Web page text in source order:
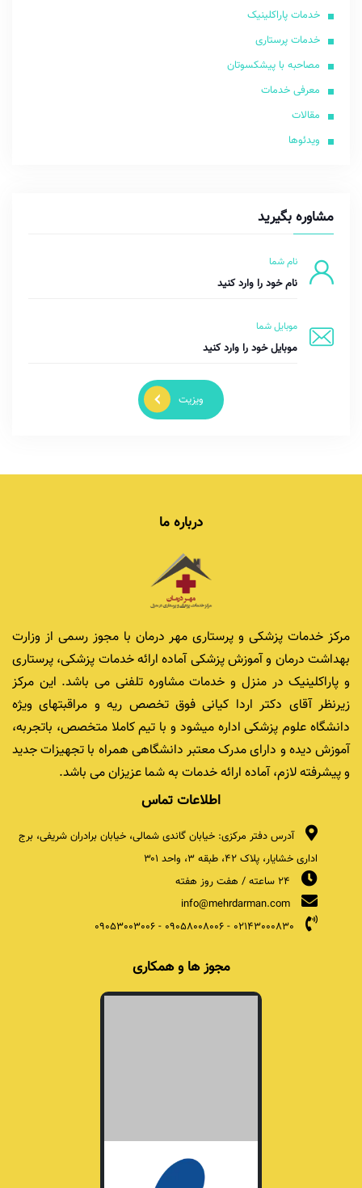
خدمات پاراکلینیک
خدمات پرستاری
مصاحبه با پیشکسوتان
معرفی خدمات
مقالات
ویدئوها
مشاوره بگیرید
نام شما
موبایل شما
ویزیت
درباره ما
مرکز خدمات پزشکی و پرستاری مهر درمان با مجوز رسمی از وزارت
بهداشت درمان و آموزش پزشکی آماده ارائه خدمات پزشکی، پرستاری
و پاراکلینیک در منزل و خدمات مشاوره تلفنی می باشد. این مرکز
زیرنظر آقای دکتر اردا کیانی فوق تخصص ریه و مراقبتهای ویژه
دانشگاه علوم پزشکی اداره میشود و با تیم کاملا متخصص، باتجربه،
آموزش دیده و دارای مدرک معتبر دانشگاهی همراه با تجهیزات جدید
و پیشرفته لازم، آماده ارائه خدمات به شما عزیزان می باشد.
اطلاعات تماس
آدرس دفتر مرکزی: خیابان گاندی شمالی، خیابان برادران شریفی، برج
اداری خشایار، پلاک ۴۲، طبقه ۳، واحد ۳۰۱
info@mehrdarman.com
02143000830
-
09058008006
-
09053003006
مجوز ها و همکاری